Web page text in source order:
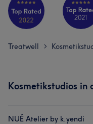
Treatwell >
Kosmetikstudios in
NUÉ Atelier by k.yendi